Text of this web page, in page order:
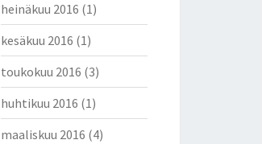
heinäkuu 2016 (1)
kesäkuu 2016 (1)
toukokuu 2016 (3)
huhtikuu 2016 (1)
maaliskuu 2016 (4)